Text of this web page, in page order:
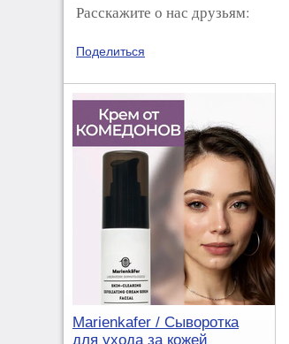
Расскажите о нас друзьям:
Поделиться
Marienkafer / Сыворотка
для ухода за кожей